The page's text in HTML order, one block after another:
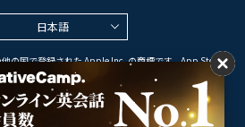
日本語
の国で登録された Apple Inc. の商標です。App Store は
Inc. のサービスマークです。
は Google LLC の商標です。